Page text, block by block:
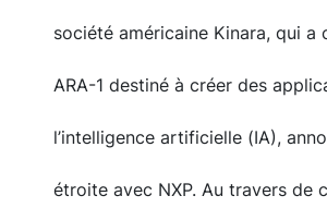
société américaine Kinara, qui a
ARA-1 destiné à créer des
l’intelligence artificielle (IA),
étroite avec NXP. Au travers de